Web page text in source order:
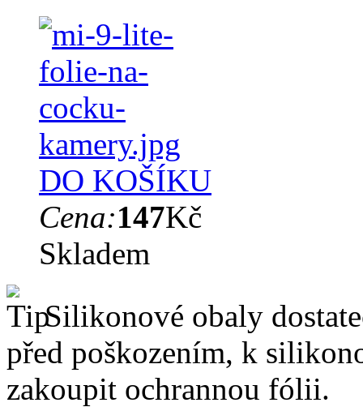
DO KOŠÍKU
Cena:147Kč
Skladem
Silikonové obaly
před poškozením, k
zakoupit ochrannou fólii.